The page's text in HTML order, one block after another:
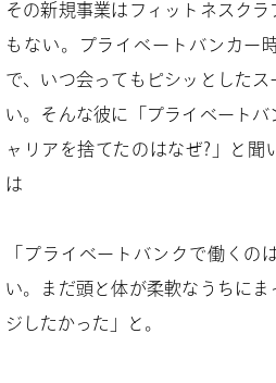
その新規事業はフィットネスク
もない。プライベートバンカー
で、いつ会ってもピシッとした
い。そんな彼に「プライベート
ャリアを捨てたのはなぜ?」と聞
は
「プライベートバンクで働くの
い。まだ頭と体が柔軟なうちに
ジしたかった」と。